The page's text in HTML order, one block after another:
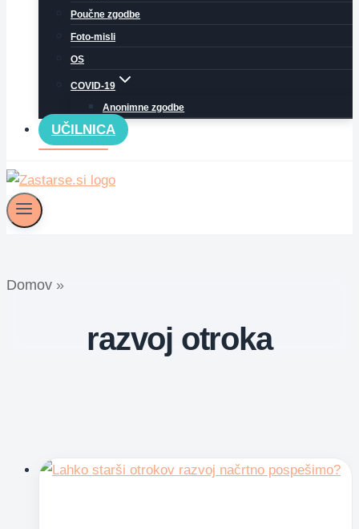
Poučne zgodbe
Foto-misli
OS
COVID-19
Anonimne zgodbe
UČILNICA
Domov »
razvoj otroka